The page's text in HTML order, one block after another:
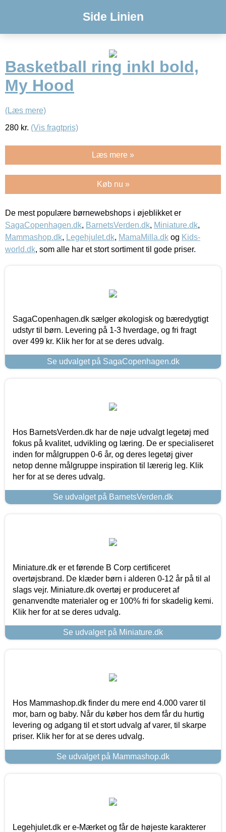
Side Linien
Basketball ring inkl bold,
My Hood
(Læs mere)
280 kr. (Vis fragtpris)
Læs mere »
Køb nu »
De mest populære børnewebshops i øjeblikket er
SagaCopenhagen.dk, BarnetsVerden.dk, Miniature.dk,
Mammashop.dk, Legehjulet.dk, MamaMilla.dk og Kids-
world.dk, som alle har et stort sortiment til gode priser.
SagaCopenhagen.dk sælger økologisk og bæredygtigt
udstyr til børn. Levering på 1-3 hverdage, og fri fragt
over 499 kr. Klik her for at se deres udvalg.
Se udvalget på SagaCopenhagen.dk
Hos BarnetsVerden.dk har de nøje udvalgt legetøj med
fokus på kvalitet, udvikling og læring. De er specialiseret
inden for målgruppen 0-6 år, og deres legetøj giver
netop denne målgruppe inspiration til lærerig leg. Klik
her for at se deres udvalg.
Se udvalget på BarnetsVerden.dk
Miniature.dk er et førende B Corp certificeret
overtøjsbrand. De klæder børn i alderen 0-12 år på til al
slags vejr. Miniature.dk overtøj er produceret af
genanvendte materialer og er 100% fri for skadelig kemi.
Klik her for at se deres udvalg.
Se udvalget på Miniature.dk
Hos Mammashop.dk finder du mere end 4.000 varer til
mor, barn og baby. Når du køber hos dem får du hurtig
levering og adgang til et stort udvalg af varer, til skarpe
priser. Klik her for at se deres udvalg.
Se udvalget på Mammashop.dk
Legehjulet.dk er e-Mærket og får de højeste karakterer